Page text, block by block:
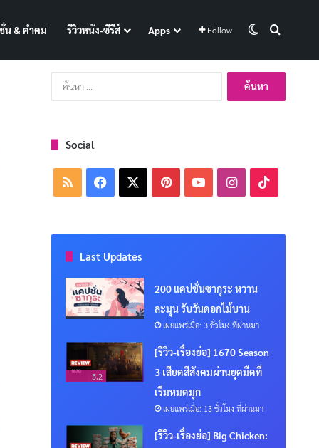
น & คำคม รีวิวหนัง-ซีรีส์ Apps Follow Switch skin
ค้นหา
สำหรับ:
Social
RSS Facebook PinterestYouTubeInstagram
Last Updates
200 แคปชั่นซากุระ หวาน
ละมุน รับวันดอกไม้บาน
เผยแพร่เมื่อ: 3 ชั่วโมง ที่ผ่านมา
5.2
[รีวิว-เรื่องย่อ] 1670 Season
3 เสียดสีสังคมผ่านยุคมืดที่
เริ่มหมดมุก
เผยแพร่เมื่อ: 13 ชั่วโมง ที่ผ่านมา
[รีวิว-เรื่องย่อ] Big Chicken: